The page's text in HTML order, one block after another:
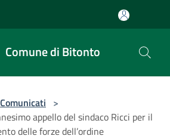
Comune di Bitonto
Comunicati >
appello del sindaco Ricci per il
delle forze dell’ordine